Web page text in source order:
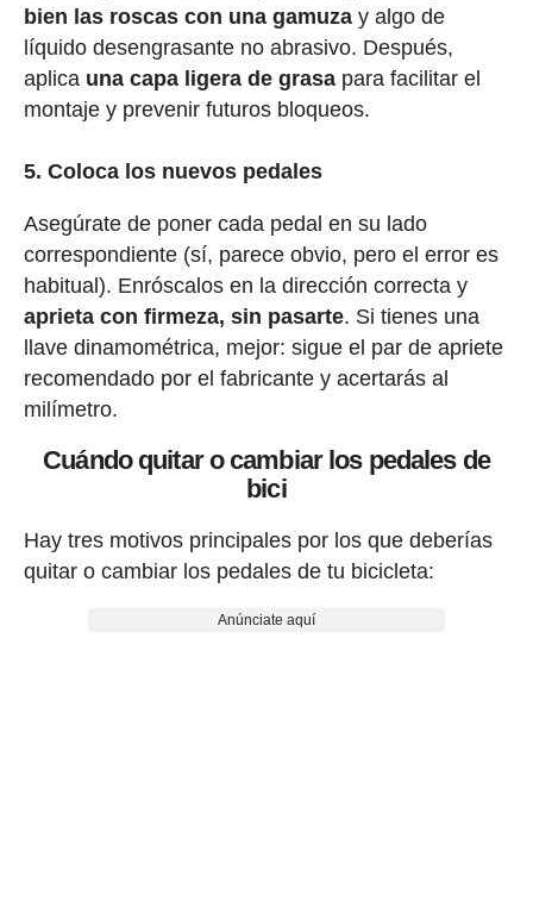
bien las roscas con una gamuzay algo de
líquido desengrasante no abrasivo. Después,
aplicauna capa ligera de grasapara facilitar el
montaje y prevenir futuros bloqueos.
5. Coloca los nuevos pedales
Asegúrate de poner cada pedal en su lado
correspondiente (sí, parece obvio, pero el error es
habitual). Enróscalos en la dirección correcta y
aprieta con firmeza, sin pasarte. Si tienes una
llave dinamométrica, mejor: sigue el par de apriete
recomendado por el fabricante y acertarás al
milímetro.
Cuándo quitar o cambiar los pedales de
bici
Hay tres motivos principales por los que deberías
quitar o cambiar los pedales de tu bicicleta:
Anúnciate aquí